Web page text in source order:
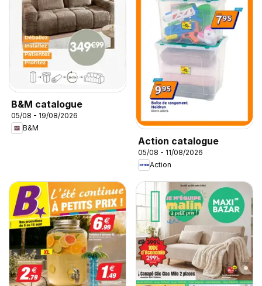
B&M catalogue
05/08 - 19/08/2026
B&M
Action catalogue
05/08 - 11/08/2026
Action